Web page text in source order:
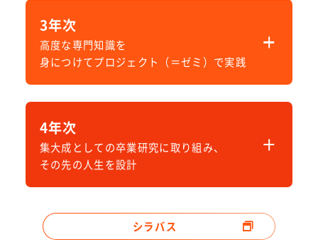
能です。
メディア情報社会基盤科目
ク・スキル
理論基礎
社会心理学概論
理論応用
メディアの法と倫理
メディアと市民社会
メディアと表現
メディアと観光
3年次
高度な専門知識を
身につけてプロジェクト（＝ゼミ）で実践
能です。
メディア情報社会基盤科目
ク・スキル
4年次
集大成としての卒業研究に取り組み、
その先の人生を設計
能です。
シラバス